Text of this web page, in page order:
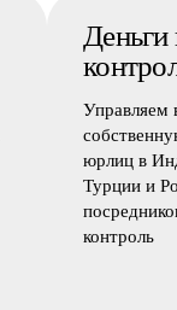
Управляем
юрлиц в
Турции и
контроль